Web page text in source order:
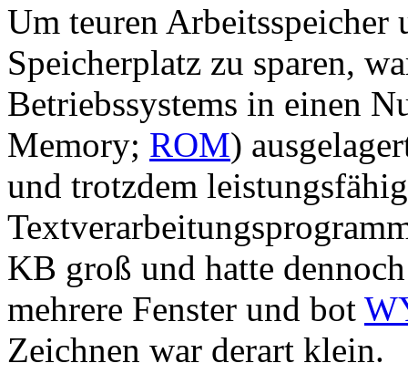
Um teuren Arbeitsspeicher
Speicherplatz zu sparen,
Betriebssystems in einen
Memory; ROM)
und trotzdem
KB groß und hatte
mehrere Fenster und bot
Zeichnen war derart klein.